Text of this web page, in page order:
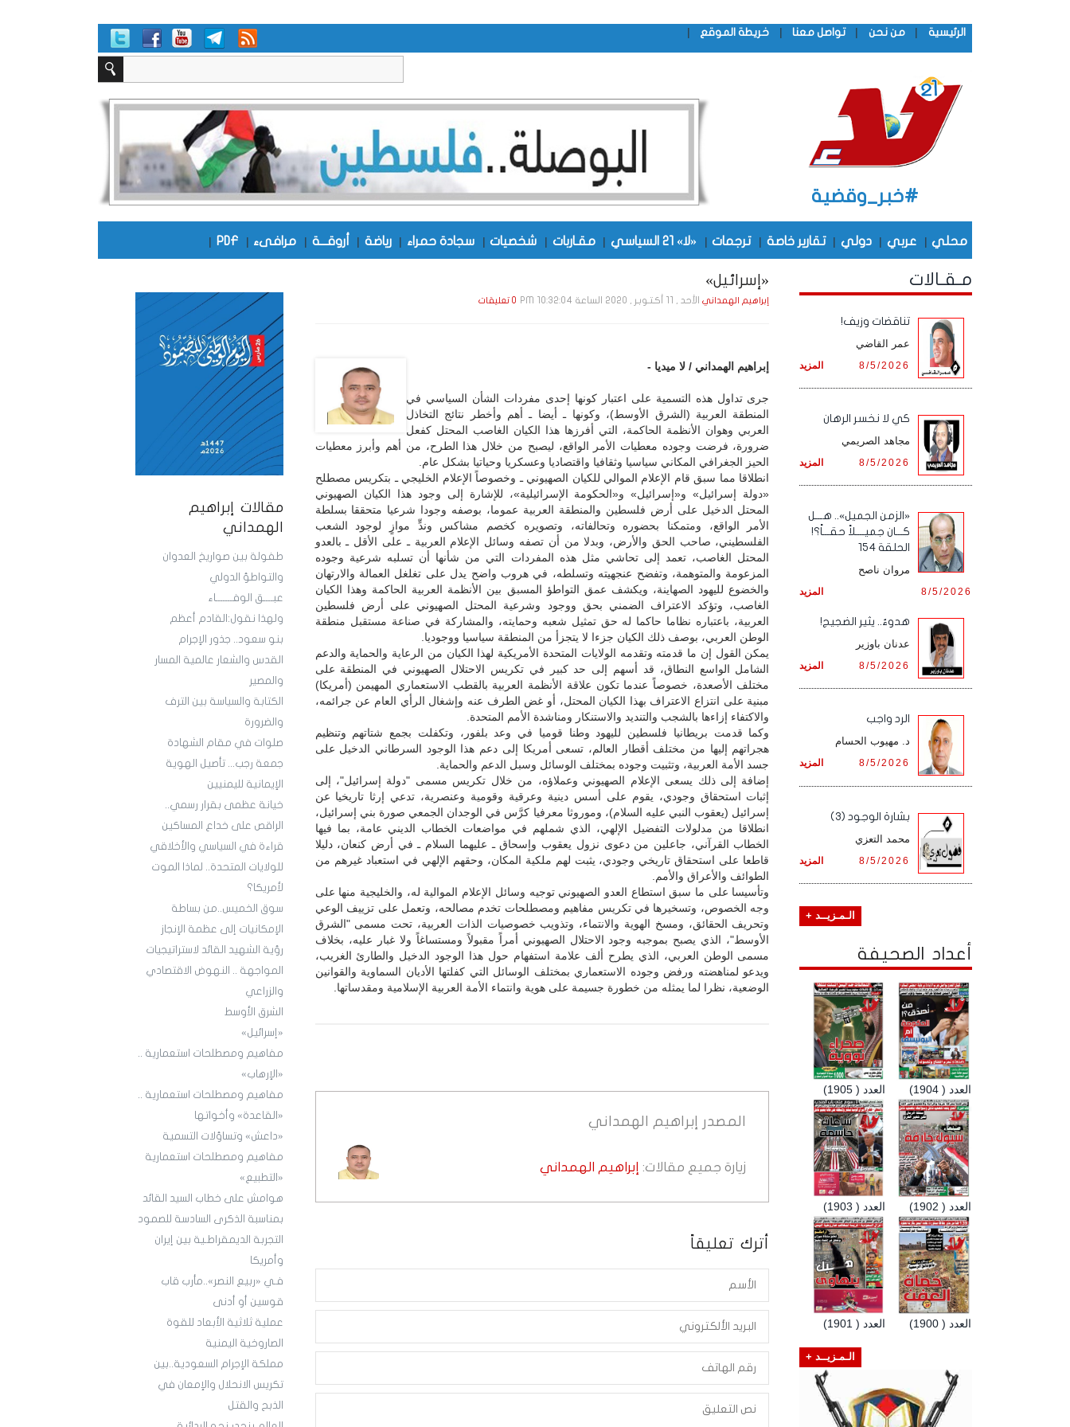
الرئيسية | من نحن | تواصل معنا | خريطة الموقع |
#خبر_وقضية
محلي | عربي | دولي | تقارير خاصة | ترجمات | «لا» 21 السياسي | مقـاربات | شخصيات | سجادة حمراء | رياضة | أروقـــة | مرافىء |
PDF
|
مقالات إبراهيم
الهمداني
طفولة بين صواريخ العدوان
والتواطؤ الدولي
عبــــق الوفـــــــاء
ولهذا نقول:القادم أعظم
بنو سعود.. جذور الإجرام
القدس والشعار عالمية المسار
والمصير
الكتابة والسياسة بين الترف
والضرورة
صلوات في مقام الشهادة
جمعة رجب... تأصيل الهوية
الإيمانية لليمنيين
خيانة عظمى بقرار رسمي..
الراقص على خداع المساكين
قراءة في السياسي والأخلاقي
للولايات المتحدة.. لماذا الموت
لأمريكا؟
سوق الخميس..من بساطة
الإمكانيات إلى عظمة الإنجاز
رؤية الشهيد القائد لاستراتيجيات
المواجهة .. النهوض الاقتصادي
والزراعي
الشرق الأوسط
«إسرائيل»
مفاهيم ومصطلحات استعمارية ..
«الإرهاب»
مفاهيم ومصطلحات استعمارية ..
«القاعدة» وأخواتها
«داعش» وتساؤلات التسمية
مفاهيم ومصطلحات استعمارية
«التطبيع»
هوامش على خطاب السيد القائد
بمناسبة الذكرى السادسة للصمود
التجربة الديمقراطـية بين إيران
وأمريكا
فـي «ربيع النصر»..مأرب قاب
قوسين أو أدنى
عملية ثلاثية الأبعاد للقوة
الصاروخية اليمنية
مملكة الإجرام السعودية..بين
تكريس الانحلال والإمعان في
الذبح والقتل
«إسرائيل»
إبراهيم الهمدانيالأحد , 11 أكـتـوبـر , 2020 الساعة 10:32:04 PM 0 تعليقات
إبراهيم الهمداني / لا ميديا -
جرى تداول هذه التسمية على اعتبار كونها إحدى مفردات الشأن السياسي في
المنطقة العربية (الشرق الأوسط)، وكونها ـ أيضا ـ أهم وأخطر نتائج التخاذل
العربي وهوان الأنظمة الحاكمة، التي أفرزها هذا الكيان الغاصب المحتل كفعل
ضرورة، فرضت وجوده معطيات الأمر الواقع، ليصبح من خلال هذا الطرح، من أهم وأبرز معطيات
الحيز الجغرافي المكاني سياسيا وثقافيا واقتصاديا وعسكريا وحياتيا بشكل عام.
انطلاقا مما سبق قام الإعلام الموالي للكيان الصهيوني ـ وخصوصاً الإعلام الخليجي ـ بتكريس مصطلح
«دولة إسرائيل» و«إسرائيل» و«الحكومة الإسرائيلية»، للإشارة إلى وجود هذا الكيان الصهيوني
المحتل الدخيل على أرض فلسطين والمنطقة العربية عموما، بوصفه وجودا شرعيا متحققا بسلطة
الأمر الواقع، ومتمكنا بحضوره وتحالفاته، وتصويره كخصم مشاكس وندٍّ موازٍ لوجود الشعب
الفلسطيني، صاحب الحق والأرض، وبدلا من أن تصفه وسائل الإعلام العربية ـ على الأقل ـ بالعدو
المحتل الغاصب، تعمد إلى تحاشي مثل هذه المفردات التي من شأنها أن تسلبه شرعية وجوده
المزعومة والمتوهمة، وتفضح عنجهيته وتسلطه، في هروب واضح يدل على تغلغل العمالة والارتهان
والخضوع لليهود الصهاينة، ويكشف عمق التواطؤ المسبق بين الأنظمة العربية الحاكمة وهذا الكيان
الغاصب، وتؤكد الاعتراف الضمني بحق ووجود وشرعية المحتل الصهيوني على أرض فلسطين
العربية، باعتباره نظاما حاكما له حق تمثيل شعبه وحمايته، والمشاركة في صناعة مستقبل منطقة
الوطن العربي، بوصف ذلك الكيان جزءا لا يتجزأ من المنطقة سياسيا ووجوديا.
يمكن القول إن ما قدمته وتقدمه الولايات المتحدة الأمريكية لهذا الكيان من الرعاية والحماية والدعم
الشامل الواسع النطاق، قد أسهم إلى حد كبير في تكريس الاحتلال الصهيوني في المنطقة على
مختلف الأصعدة، خصوصاً عندما تكون علاقة الأنظمة العربية بالقطب الاستعماري المهيمن (أمريكا)
مبنية على انتزاع الاعتراف بهذا الكيان المحتل، أو غض الطرف عنه وإشغال الرأي العام عن جرائمه،
والاكتفاء إزاءها بالشجب والتنديد والاستنكار ومناشدة الأمم المتحدة.
وكما قدمت بريطانيا فلسطين لليهود وطنا قوميا في وعد بلفور، وتكفلت بجمع شتاتهم وتنظيم
هجراتهم إليها من مختلف أقطار العالم، تسعى أمريكا إلى دعم هذا الوجود السرطاني الدخيل على
جسد الأمة العربية، وتثبيت وجوده بمختلف الوسائل وسبل الدعم والحماية.
إضافة إلى ذلك يسعى الإعلام الصهيوني وعملاؤه، من خلال تكريس مسمى "دولة إسرائيل"، إلى
إثبات استحقاق وجودي، يقوم على أسس دينية وعرقية وقومية وعنصرية، تدعي إرثا تاريخيا عن
إسرائيل (يعقوب النبي عليه السلام)، وموروثا معرفيا كرَّس في الوجدان الجمعي صورة بني إسرائيل،
انطلاقا من مدلولات التفضيل الإلهي، الذي شملهم في مواضعات الخطاب الديني عامة، بما فيها
الخطاب القرآني، جاعلين من دعوى نزول يعقوب وإسحاق ـ عليهما السلام ـ في أرض كنعان، دليلا
قاطعا على استحقاق تاريخي وجودي، يثبت لهم ملكية المكان، وحقهم الإلهي في استعباد غيرهم من
الطوائف والأعراق والأمم.
وتأسيسا على ما سبق استطاع العدو الصهيوني توجيه وسائل الإعلام الموالية له، والخليجية منها على
وجه الخصوص، وتسخيرها في تكريس مفاهيم ومصطلحات تخدم مصالحه، وتعمل على تزييف الوعي
وتحريف الحقائق، ومسخ الهوية والانتماء، وتذويب خصوصيات الذات العربية، تحت مسمى "الشرق
الأوسط"، الذي يصبح بموجبه وجود الاحتلال الصهيوني أمراً مقبولاً ومستساغاً ولا غبار عليه، بخلاف
مسمى الوطن العربي، الذي يطرح ألف علامة استفهام حول هذا الوجود الدخيل والطارئ الغريب،
ويدعو لمناهضته ورفض وجوده الاستعماري بمختلف الوسائل التي كفلتها الأديان السماوية والقوانين
الوضعية، نظرا لما يمثله من خطورة جسيمة على هوية وانتماء الأمة العربية الإسلامية ومقدساتها.
المصدر إبراهيم الهمداني
زيارة جميع مقالات: إبراهيم الهمداني
أترك تعليقاً
مـقـالات
تناقضات وزيف!
عمر القاضي
المزيد 8/5/2026
كي لا نخسر الرهان
مجاهد الصريمي
المزيد 8/5/2026
«الزمن الجميل».. هـــل
كـــان جميــــلاً حقـــاً؟!
الحلقة 154
مروان ناصح
المزيد 8/5/2026
هدوءٌ.. يثير الضجيج!
عدنان باوزير
المزيد 8/5/2026
الرد واجب
د. مهيوب الحسام
المزيد 8/5/2026
بشارة الوجود (3)
محمد التعزي
المزيد 8/5/2026
الـمـزيــد +
أعداد الصحيفة
العدد ( 1905) العدد ( 1904)
العدد ( 1903) العدد ( 1902)
العدد ( 1901) العدد ( 1900)
الـمـزيــد +